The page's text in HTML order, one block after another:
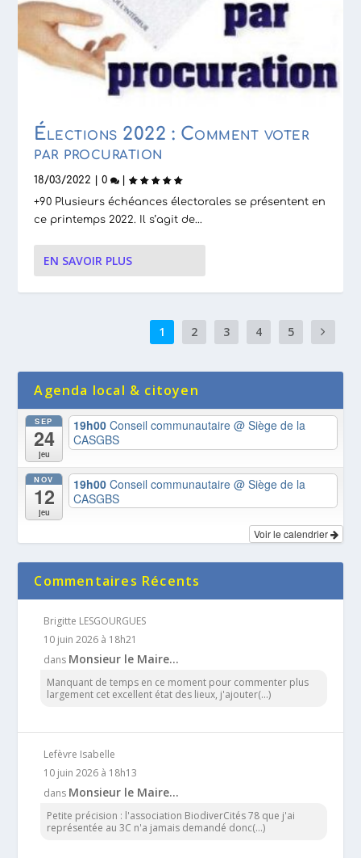
Élections 2022 : Comment voter
par procuration
18/03/2022 |0
|
+90 Plusieurs échéances électorales se présentent en
ce printemps 2022. Il s’agit de...
EN SAVOIR PLUS
1 2 3 4 5
Agenda local & citoyen
SEP
24
jeu
19h00Conseil communautaire@ Siège de la
CASGBS
NOV
12
jeu
19h00Conseil communautaire@ Siège de la
CASGBS
Voir le calendrier
Commentaires Récents
Brigitte LESGOURGUES
10 juin 2026 à 18h21
dans Monsieur le Maire…
Manquant de temps en ce moment pour commenter plus
largement cet excellent état des lieux, j'ajouter(...)
Lefèvre Isabelle
10 juin 2026 à 18h13
dans Monsieur le Maire…
Petite précision : l'association BiodiverCités 78 que j'ai
représentée au 3C n'a jamais demandé donc(...)